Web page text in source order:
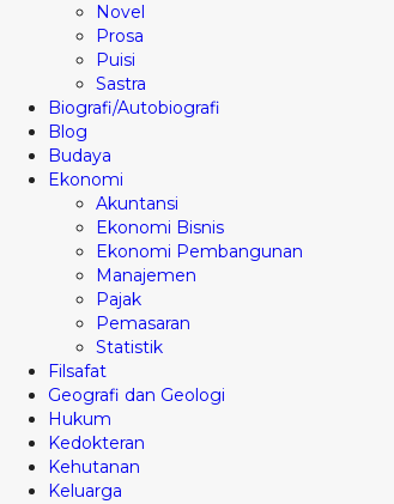
Novel
Prosa
Puisi
Sastra
Biografi/Autobiografi
Blog
Budaya
Ekonomi
Akuntansi
Ekonomi Bisnis
Ekonomi Pembangunan
Manajemen
Pajak
Pemasaran
Statistik
Filsafat
Geografi dan Geologi
Hukum
Kedokteran
Kehutanan
Keluarga